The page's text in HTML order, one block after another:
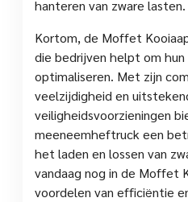
hanteren van zware lasten.
Kortom, de Moffet
die bedrijven helpt om
optimaliseren. Met zijn
veelzijdigheid en
veiligheidsvoorzieningen
meeneemheftruck een
het laden en lossen van
vandaag nog in de Moffet
voordelen van efficiëntie